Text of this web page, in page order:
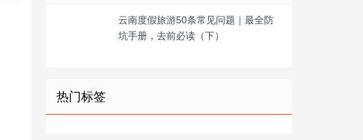
云南度假旅游50条常见问题｜最全防
坑手册，去前必读（下）
热门标签